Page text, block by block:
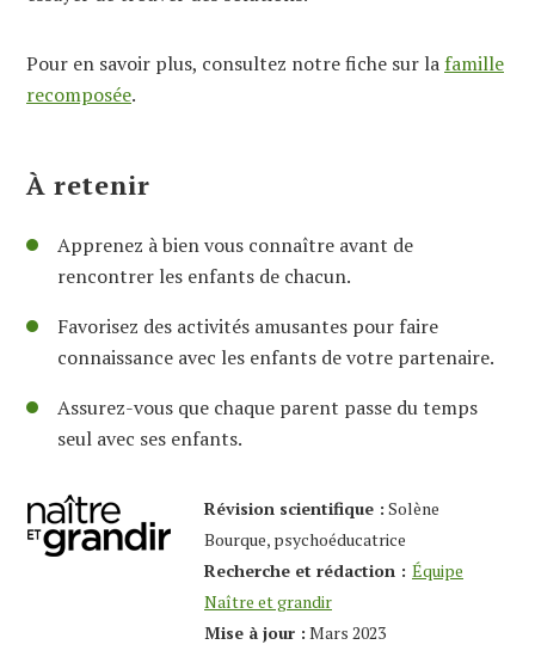
Pour en savoir plus, consultez notre fiche sur la famille
recomposée.
À retenir
Apprenez à bien vous connaître avant de
rencontrer les enfants de chacun.
Favorisez des activités amusantes pour faire
connaissance avec les enfants de votre partenaire.
Assurez-vous que chaque parent passe du temps
seul avec ses enfants.
Révision scientifique : Solène
Bourque, psychoéducatrice
Recherche et rédaction : Équipe
Naître et grandir
Mise à jour : Mars 2023